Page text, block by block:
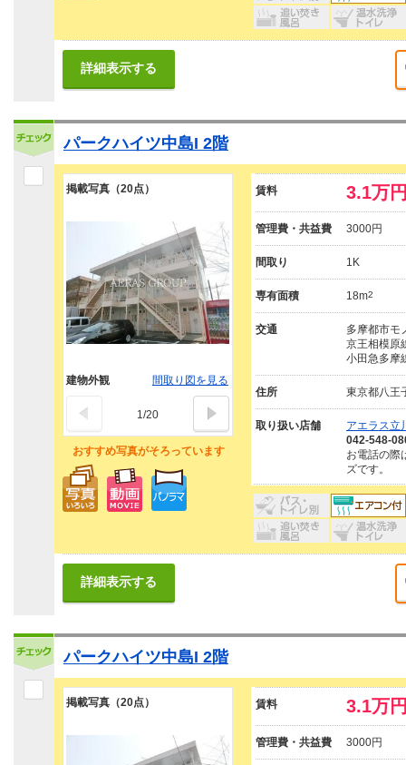
詳細表示する
パークハイツ中島I 2階
掲載写真（20点）
おすすめ写真がそろっています
建物外観 間取り図を見る
1/20
賃料 3.1万
管理費・共益費 3000円
間取り 1K
専有面積 18m2
交通
多摩都市モ
京王相模原
小田急多摩
住所 東京都八王
取り扱い店舗
アエラス立
042-548-
お電話の際
ズです。
詳細表示する
パークハイツ中島I 2階
掲載写真（20点） 賃料 3.1万
管理費・共益費 3000円